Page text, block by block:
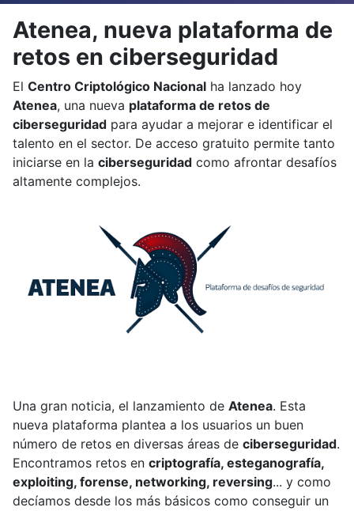
Atenea, nueva plataforma de
retos en ciberseguridad
El Centro Criptológico Nacional ha lanzado hoy
Atenea, una nueva plataforma de retos de
ciberseguridad para ayudar a mejorar e identificar el
talento en el sector. De acceso gratuito permite tanto
iniciarse en la ciberseguridad como afrontar desafíos
altamente complejos.
Una gran noticia, el lanzamiento de Atenea. Esta
nueva plataforma plantea a los usuarios un buen
número de retos en diversas áreas de ciberseguridad.
Encontramos retos en criptografía, esteganografía,
exploiting, forense, networking, reversing... y como
decíamos desde los más básicos como conseguir un